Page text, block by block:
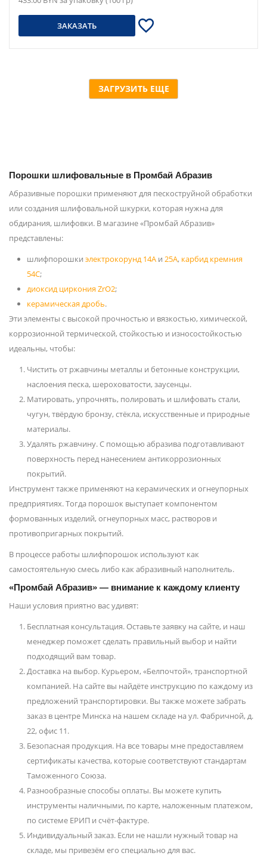
ЗАКАЗАТЬ
ЗАГРУЗИТЬ ЕЩЕ
Порошки шлифовальные в Промбай Абразив
Абразивные порошки применяют для пескоструйной обработки
или создания шлифовальной шкурки, которая нужна для
обдирания, шлифовки. В магазине «Промбай Абразив»
представлены:
шлифпорошки электрокорунд 14А и 25А, карбид кремния
54С;
диоксид циркония ZrO2;
керамическая дробь.
Эти элементы с высокой прочностью и вязкостью, химической,
коррозионной термической, стойкостью и износостойкостью
идеальны, чтобы:
Чистить от ржавчины металлы и бетонные конструкции,
наслоения песка, шероховатости, заусенцы.
Матировать, упрочнять, полировать и шлифовать стали,
чугун, твёрдую бронзу, стёкла, искусственные и природные
материалы.
Удалять ржавчину. С помощью абразива подготавливают
поверхность перед нанесением антикоррозионных
покрытий.
Инструмент также применяют на керамических и огнеупорных
предприятиях. Тогда порошок выступает компонентом
формованных изделий, огнеупорных масс, растворов и
противопригарных покрытий.
В процессе работы шлифпорошок используют как
самостоятельную смесь либо как абразивный наполнитель.
«Промбай Абразив» — внимание к каждому клиенту
Наши условия приятно вас удивят:
Бесплатная консультация. Оставьте заявку на сайте, и наш
менеджер поможет сделать правильный выбор и найти
подходящий вам товар.
Доставка на выбор. Курьером, «Белпочтой», транспортной
компанией. На сайте вы найдёте инструкцию по каждому из
предложений транспортировки. Вы также можете забрать
заказ в центре Минска на нашем складе на ул. Фабричной, д.
22, офис 11.
Безопасная продукция. На все товары мне предоставляем
сертификаты качества, которые соответствуют стандартам
Таможенного Союза.
Разнообразные способы оплаты. Вы можете купить
инструменты наличными, по карте, наложенным платежом,
по системе ЕРИП и счёт-фактуре.
Индивидуальный заказ. Если не нашли нужный товар на
складе, мы привезём его специально для вас.